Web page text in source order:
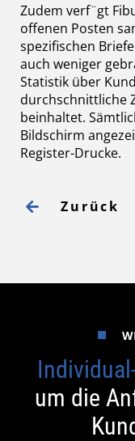
Zudem verf¨gt
offenen Posten
spezifischen
auch weniger
Statistik über
durchschnittliche
beinhaltet.
Bildschirm
Register-Drucke.
Zurück
um die